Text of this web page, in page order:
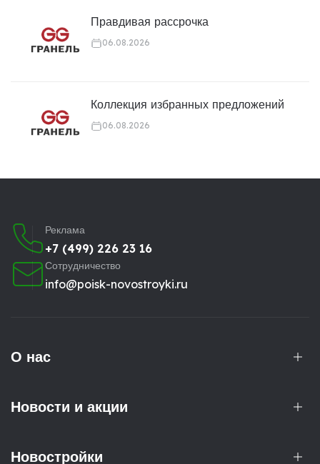
Правдивая рассрочка
06.08.2026
Коллекция избранных предложений
06.08.2026
Реклама
+7 (499) 226 23 16
Сотрудничество
info@poisk-novostroyki.ru
О нас
Новости и акции
Новостройки